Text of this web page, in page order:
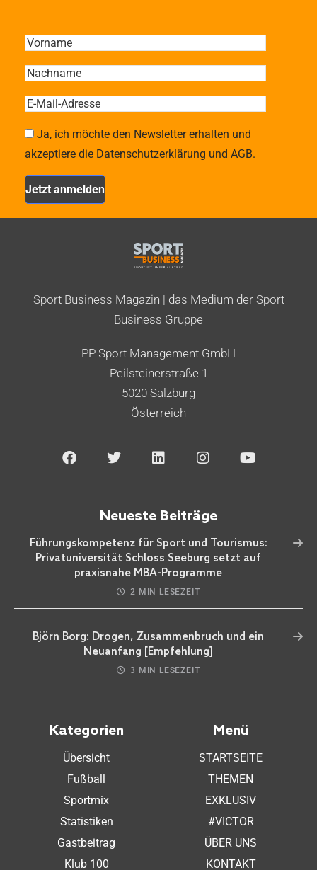
Ja, ich möchte den Newsletter erhalten und
akzeptiere die Datenschutzerklärung und AGB.
Sport Business Magazin | das Medium der Sport
Business Gruppe
PP Sport Management GmbH
Peilsteinerstraße 1
5020 Salzburg
Österreich
Neueste Beiträge
Führungskompetenz für Sport und Tourismus:
Privatuniversität Schloss Seeburg setzt auf
praxisnahe MBA-Programme
2 MIN LESEZEIT
Björn Borg: Drogen, Zusammenbruch und ein
Neuanfang [Empfehlung]
3 MIN LESEZEIT
Kategorien
Übersicht
Fußball
Sportmix
Statistiken
Gastbeitrag
Klub 100
Menü
STARTSEITE
THEMEN
EXKLUSIV
#VICTOR
ÜBER UNS
KONTAKT